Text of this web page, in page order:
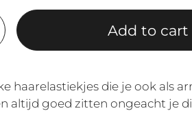
Add to cart
haarelastiekjes die je ook als
altijd goed zitten ongeacht je